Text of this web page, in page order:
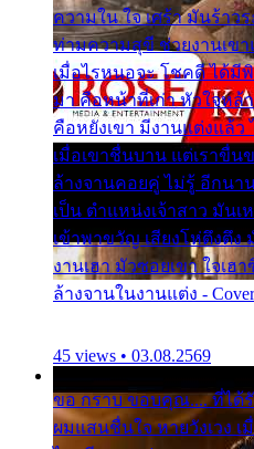
ความใน ใจ เศร้า มันร้าว
ท่ามความสุขี ช่วยงานเขา
เมื่อไรหนอจะ โชคดี ได้มี
มา คือหน้าที่เก่า หัวใจหล้
คือหยังเขา มีงานแต่งแล้ว
เมื่อเขาชื่นบาน แต่เราขื่น
ล้างจานคอยคู่ ไม่รู้ อีกนา
เป็น ตำแหน่งเจ้าสาว มัน
เข้าพาขวัญ เสียงโห่ตึงตึง
งานเฮา มัวซอยเขา ใจเ
ล้างจานในงานแต่ง -
45 views • 03.08.2569
ขอ กราบ ขอบคุณ.... ที่ได้
ผมแสนชื่นใจ หายวังเวง เ